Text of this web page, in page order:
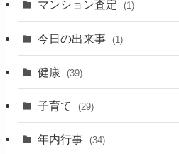
マンション査定 (1)
今日の出来事 (1)
健康 (39)
子育て (29)
年内行事 (34)